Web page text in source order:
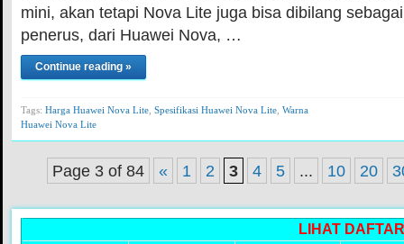
mini, akan tetapi Nova Lite juga bisa dibilang
penerus, dari Huawei Nova, …
Continue reading »
Tags: Harga Huawei Nova Lite, Spesifikasi Huawei Nova Lite, Warna
Huawei Nova Lite
Page 3 of 84 « 1 2 3 4 5 ... 10 20
LIHAT